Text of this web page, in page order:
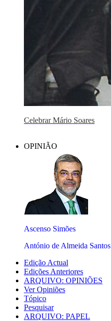
Celebrar Mário Soares
OPINIÃO
Ascenso Simões
António de Almeida Santos
Edição Actual
Edições Anteriores
ARQUIVO: OPINIÕES
Ver Opiniões
Tópico
Pesquisar
ARQUIVO: PAPEL